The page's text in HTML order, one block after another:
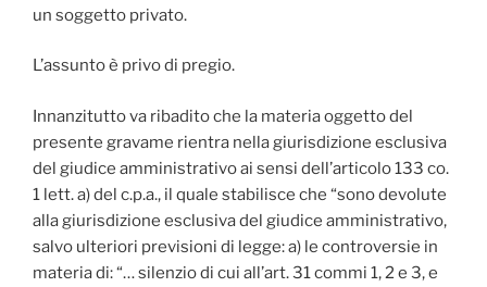
un soggetto privato.
L’assunto è privo di pregio.
Innanzitutto va ribadito che la materia oggetto del
presente gravame rientra nella giurisdizione esclusiva
del giudice amministrativo ai sensi dell’articolo 133 co.
1 lett. a) del c.p.a., il quale stabilisce che “sono devolute
alla giurisdizione esclusiva del giudice amministrativo,
salvo ulteriori previsioni di legge: a) le controversie in
materia di: “… silenzio di cui all’art. 31 commi 1, 2 e 3, e